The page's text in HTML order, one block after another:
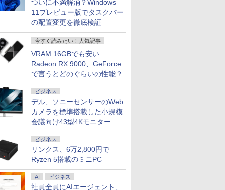
ついに不満解消？Windows
11プレビュー版でタスクバー
の配置変更を徹底検証
今すぐ読みたい！人気記事
VRAM 16GBでも安い
Radeon RX 9000、GeForce
で言うとどのぐらいの性能？
ビジネス
デル、ソニーセンサーのWeb
カメラを標準搭載した小規模
会議向け43型4Kモニター
ビジネス
リンクス、6万2,800円で
Ryzen 5搭載のミニPC
AI ビジネス
社員全員にAIエージェント、